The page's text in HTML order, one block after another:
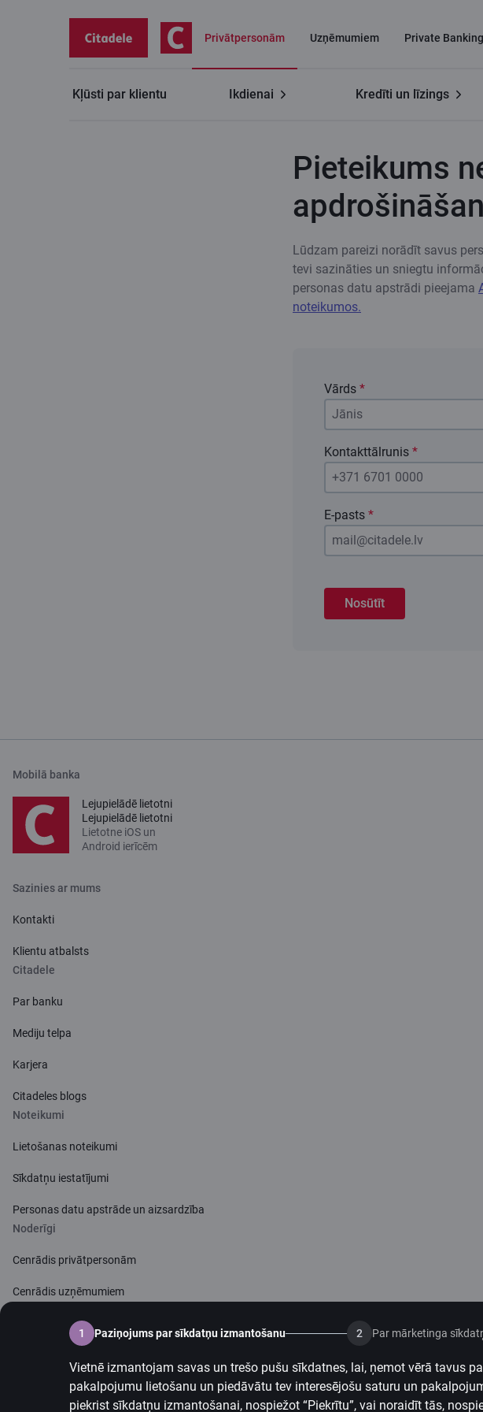
1 Paziņojums par sīkdatņu izmantošanu 2 Par mārketinga
Vietnē izmantojam savas un trešo pušu sīkdatnes, lai, ņemot vērā tavus
pakalpojumu lietošanu un piedāvātu tev interesējošu saturu un
piekrist sīkdatņu izmantošanai, nospiežot “Piekrītu”, vai noraidīt tās,
Privātpersonām Uzņēmumiem Private Banking
Kļūsti par klientu Ikdienai Kredīti un līzings
Pieteikums
Lūdzam pareizi norādīt savus
tevi sazināties un sniegtu
personas datu apstrādi pieejama
noteikumos.
Vārds *
Kontakttālrunis *
E-pasts *
Nosūtīt
Mobilā banka
Lejupielādē lietotni
Lejupielādē lietotni
Lietotne iOS un
Android ierīcēm
Sazinies ar mums
Kontakti
Klientu atbalsts
Citadele
Par banku
Mediju telpa
Karjera
Citadeles blogs
Noteikumi
Lietošanas noteikumi
Sīkdatņu iestatījumi
Personas datu apstrāde un aizsardzība
Noderīgi
Cenrādis privātpersonām
Cenrādis uzņēmumiem
Valūtas kalkulators
Piekļūstamība